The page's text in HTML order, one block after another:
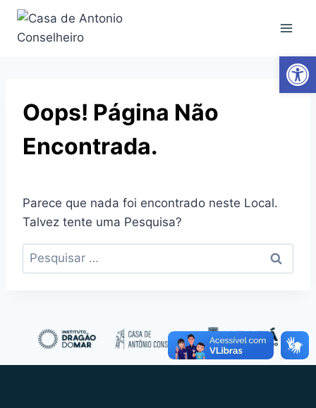
Oops! Página Não
Encontrada.
Parece que nada foi encontrado neste Local.
Talvez tente uma Pesquisa?